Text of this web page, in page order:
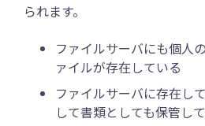
られます。
ファイルサーバにも個人
ァイルが存在している
ファイルサーバに存在し
して書類としても保管し